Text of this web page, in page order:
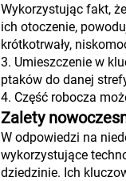
Wykorzystując fakt,
ich otoczenie,
krótkotrwały,
3. Umieszczenie w
ptaków do danej
4. Część robocza
Zalety
W odpowiedzi na
wykorzystujące
dziedzinie. Ich